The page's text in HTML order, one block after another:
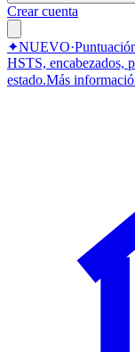
Crear cuenta
✦NUEVO·
HSTS, encabezados,
estado.Más